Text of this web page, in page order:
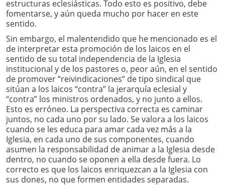
estructuras eclesiásticas. Todo esto es positivo, debe
fomentarse, y aún queda mucho por hacer en este
sentido.
Sin embargo, el malentendido que he mencionado es el
de interpretar esta promoción de los laicos en el
sentido de su total independencia de la Iglesia
institucional y de los pastores o, peor aún, en el sentido
de promover “reivindicaciones” de tipo sindical que
sitúan a los laicos “contra” la jerarquía eclesial y
“contra” los ministros ordenados, y no junto a ellos.
Esto es erróneo. La perspectiva correcta es caminar
juntos, no cada uno por su lado. Se valora a los laicos
cuando se les educa para amar cada vez más a la
Iglesia, en cada uno de sus componentes, cuando
asumen la responsabilidad de animar a la Iglesia desde
dentro, no cuando se oponen a ella desde fuera. Lo
correcto es que los laicos enriquezcan a la Iglesia con
sus dones, no que formen entidades separadas.